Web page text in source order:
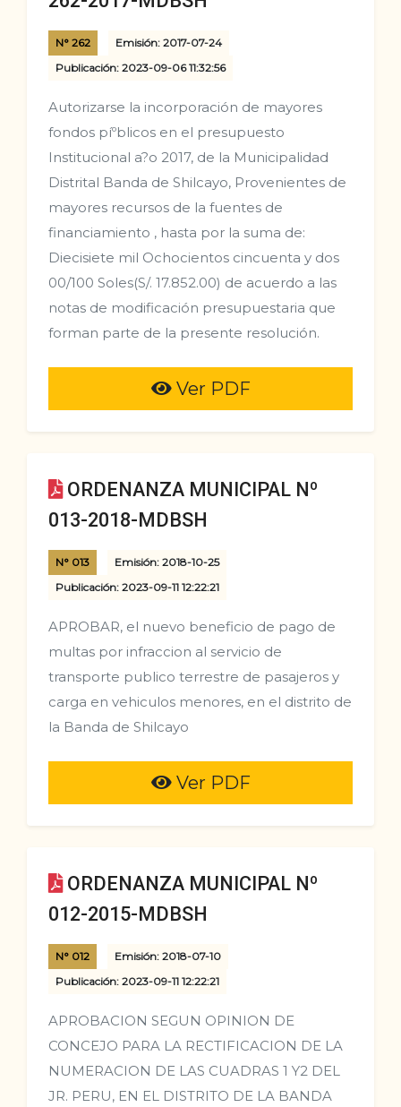
N° 262
Emisión: 2017-07-24
Publicación: 2023-09-06 11:32:56
Autorizarse la incorporación de mayores
fondos píºblicos en el presupuesto
Institucional a?o 2017, de la Municipalidad
Distrital Banda de Shilcayo, Provenientes de
mayores recursos de la fuentes de
financiamiento , hasta por la suma de:
Diecisiete mil Ochocientos cincuenta y dos
00/100 Soles(S/. 17.852.00) de acuerdo a las
notas de modificación presupuestaria que
forman parte de la presente resolución.
Ver PDF
ORDENANZA MUNICIPAL Nº
013-2018-MDBSH
N° 013
Emisión: 2018-10-25
Publicación: 2023-09-11 12:22:21
APROBAR, el nuevo beneficio de pago de
multas por infraccion al servicio de
transporte publico terrestre de pasajeros y
carga en vehiculos menores, en el distrito de
la Banda de Shilcayo
Ver PDF
ORDENANZA MUNICIPAL Nº
012-2015-MDBSH
N° 012
Emisión: 2018-07-10
Publicación: 2023-09-11 12:22:21
APROBACION SEGUN OPINION DE
CONCEJO PARA LA RECTIFICACION DE LA
NUMERACION DE LAS CUADRAS 1 Y2 DEL
JR. PERU, EN EL DISTRITO DE LA BANDA